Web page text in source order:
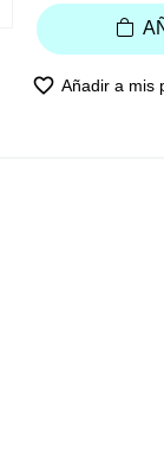
favorite_border Añadir a mis